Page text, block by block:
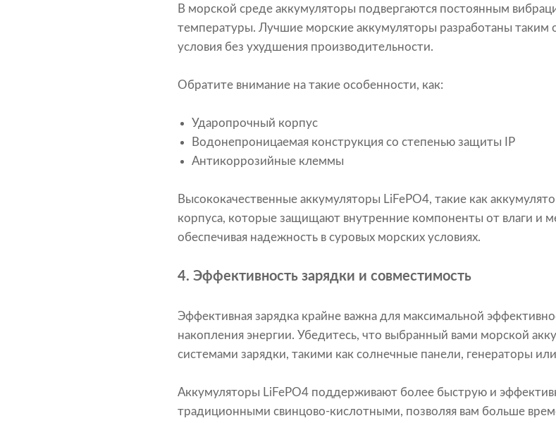
В морской среде аккумуляторы подвергаются постоянным
температуры. Лучшие морские аккумуляторы разработаны таким
условия без ухудшения производительности.
Обратите внимание на такие особенности, как:
Ударопрочный корпус
Водонепроницаемая конструкция со степенью защиты IP
Антикоррозийные клеммы
Высококачественные аккумуляторы LiFePO4, такие как
корпуса, которые защищают внутренние компоненты от влаги и
обеспечивая надежность в суровых морских условиях.
4. Эффективность зарядки и совместимость
Эффективная зарядка крайне важна для максимальной
накопления энергии. Убедитесь, что выбранный вами морской
системами зарядки, такими как солнечные панели, генераторы
Аккумуляторы LiFePO4 поддерживают более быструю и
традиционными свинцово-кислотными, позволяя вам больше